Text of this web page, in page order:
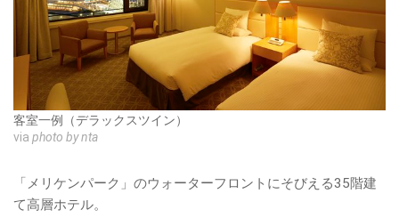
客室一例（デラックスツイン）
via photo by nta
「メリケンパーク」のウォーターフロントにそびえる35階建
て高層ホテル。